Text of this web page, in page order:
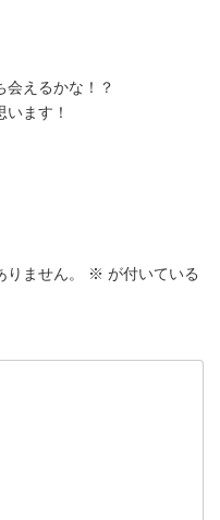
会えるかな！？
ます！
ません。 ※ が付いている